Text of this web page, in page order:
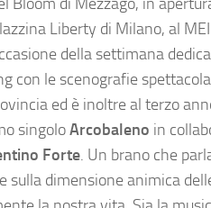
Liberty di Milano, al
della settimana
con le scenografie
ed è inoltre al terzo
singoloArcobaleno in
Forte. Un brano che
sulla dimensione animica